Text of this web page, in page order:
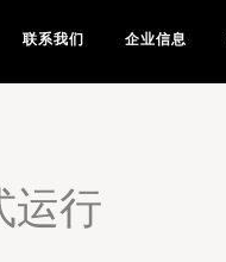
联系我们 企业信息
运行